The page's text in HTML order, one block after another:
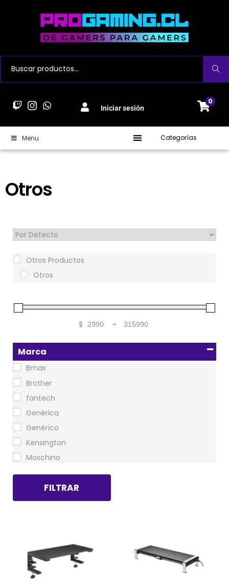
Buscar
Iniciar sesión
0
Menu Categorías
Otros
Sort Products
Otros Productos
Otros
$ -
Marca
Bmax
Brother
fantech
Genérica
Genérico
Kensington
Moschino
Philco
Playstation
Pokémon
Vudu Love
FILTRAR